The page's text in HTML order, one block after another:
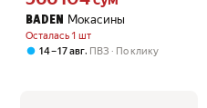
BADEN Мокасины
Осталась 1 шт
14 – 17 авг, ПВЗ По клику